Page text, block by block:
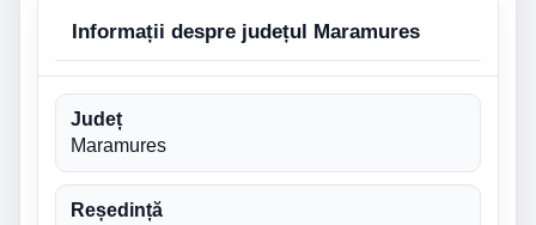
Informații despre județul Maramures
Județ
Maramures
Reședință